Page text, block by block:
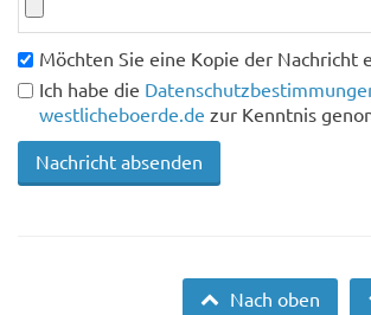
Möchten Sie eine Kopie der Nachricht
Ich habe die
westlicheboerde.de zur Kenntnis
Nach oben